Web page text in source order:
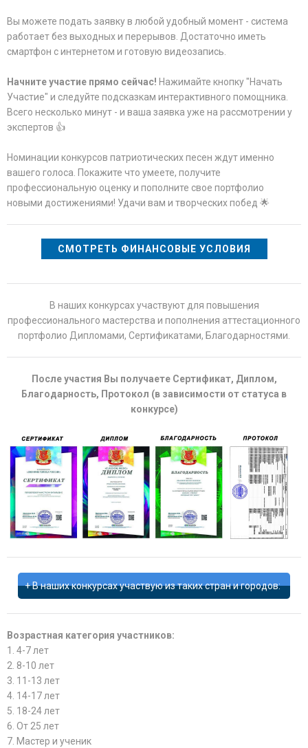
Вы можете подать заявку в любой удобный момент - система
работает без выходных и перерывов. Достаточно иметь
смартфон с интернетом и готовую видеозапись.
Начните участие прямо сейчас! Нажимайте кнопку "Начать
Участие" и следуйте подсказкам интерактивного помощника.
Всего несколько минут - и ваша заявка уже на рассмотрении у
экспертов 👍
Номинации конкурсов патриотических песен ждут именно
вашего голоса. Покажите что умеете, получите
профессиональную оценку и пополните свое портфолио
новыми достижениями! Удачи вам и творческих побед 🌟
СМОТРЕТЬ ФИНАНСОВЫЕ УСЛОВИЯ
В наших конкурсах участвуют для повышения
профессионального мастерства и пополнения аттестационного
портфолио Дипломами, Сертификатами, Благодарностями.
После участия Вы получаете Сертификат, Диплом,
Благодарность, Протокол (в зависимости от статуса в
конкурсе)
В наших конкурсах участвую из таких стран и городов:
Возрастная категория участников:
1. 4-7 лет
2. 8-10 лет
3. 11-13 лет
4. 14-17 лет
5. 18-24 лет
6. От 25 лет
7. Мастер и ученик